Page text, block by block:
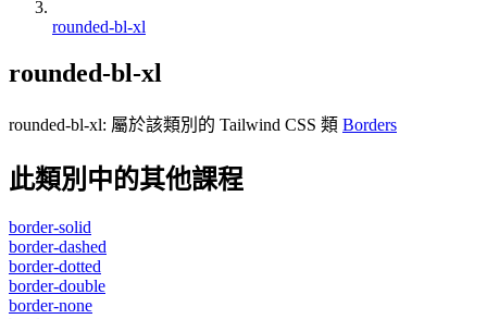
rounded-bl-xl
rounded-bl-xl
rounded-bl-xl: 屬於該類別的 Tailwind CSS 類 Borders
此類別中的其他課程
border-solid
border-dashed
border-dotted
border-double
border-none